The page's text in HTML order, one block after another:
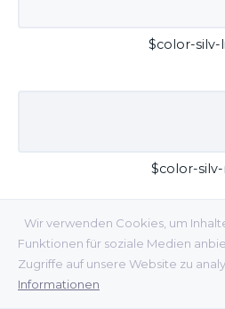
Wir verwenden Cookies, um
Funktionen für soziale Medien
Zugriffe auf unsere Website zu
Informationen
$color-
$color-